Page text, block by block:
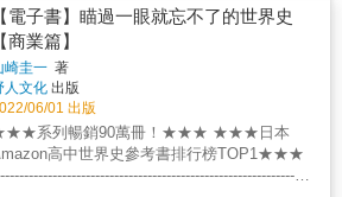
式、宗教信仰直至社會活動；接著，「古今建
物」將帶讀者盡覽眾多的偉大建築；在「時代
之作」中，則可見識人類為了解決問題而打造
各式器物和機具；最後，「人文足跡」列舉
多位歷史名人和各行各業的工作者們，藉此
一窺其不凡事蹟。 綜觀史上關鍵的人事物後，
許能更加理解現代世界的運作方式。然而，
覽對於過往的種種記載後，能否鑑往知來仍
【電子書】瞄過一眼就忘不了的世界史
【商業篇】
崎圭一 著
人文化 出版
06/01 出版
系列暢銷90萬冊！★★★ ★★★日本
高中世界史參考書排行榜TOP1★★★